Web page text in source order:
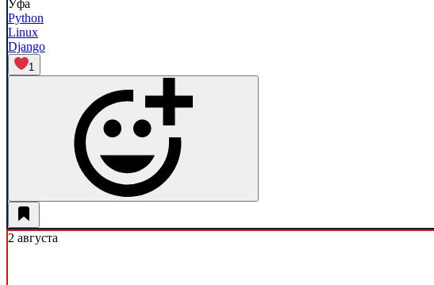
Уфа
Python
Linux
Django
1
2 августа